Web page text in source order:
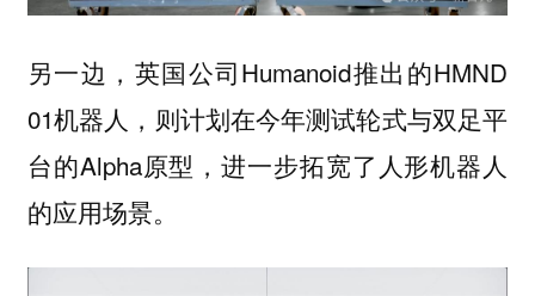
另一边，英国公司Humanoid推出的HMND
01机器人，则计划在今年测试轮式与双足平
台的Alpha原型，进一步拓宽了人形机器人
的应用场景。